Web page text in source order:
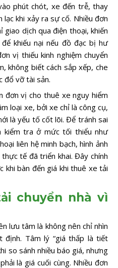
phút chót, xe đến trễ, thay
khi xảy ra sự cố. Nhiều đơn
giao dịch qua điện thoại, khiến
khiếu nại nếu đồ đạc bị hư
vị thiếu kinh nghiệm chuyển
không biết cách sắp xếp, che
đổ vỡ tài sản.
đơn vị cho thuê xe nguy hiểm
loại xe, bởi xe chỉ là công cụ,
là yếu tố cốt lõi. Để tránh sai
kiểm tra ở mức tối thiểu như
liên hệ minh bạch, hình ảnh
tế đã triển khai. Đây chính
bàn đến giá khi thuê xe tải
chuyển nhà vì
lưu tâm là không nên chỉ nhìn
định. Tâm lý “giá thấp là tiết
so sánh nhiều báo giá, nhưng
là giá cuối cùng. Nhiều đơn